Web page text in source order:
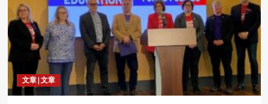
文章 | 文章